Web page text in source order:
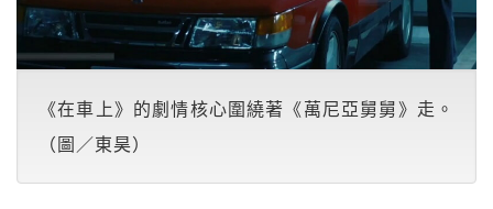
《在車上》的劇情核心圍繞著《萬尼亞舅舅》走。
（圖／東昊）